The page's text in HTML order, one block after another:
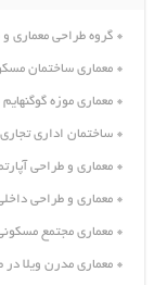
گروه طراحی معماری و
معماری ساختمان
معماری موزه
ساختمان اداری
معماری و طراحی
معماری و طراحی
معماری مجتمع
معماری مدرن ویلا در